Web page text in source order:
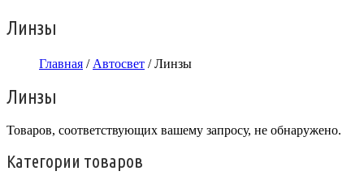
Линзы
Главная / Автосвет / Линзы
Линзы
Товаров, соответствующих вашему запросу, не обнаружено.
Категории товаров